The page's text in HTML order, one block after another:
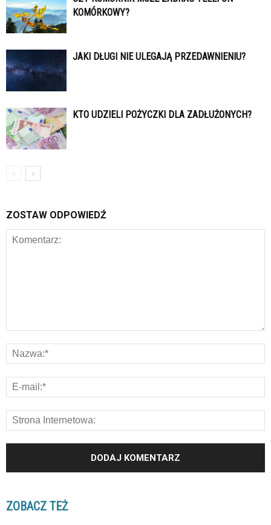
KOMÓRKOWY?
JAKI DŁUGI NIE ULEGAJĄ PRZEDAWNIENIU?
KTO UDZIELI POŻYCZKI DLA ZADŁUŻONYCH?
ZOSTAW ODPOWIEDŹ
ZOBACZ TEŻ